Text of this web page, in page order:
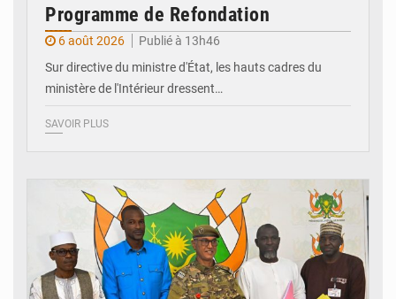
Programme de Refondation
6 août 2026
Publié à 13h46
Sur directive du ministre d'État, les hauts cadres du
ministère de l'Intérieur dressent…
SAVOIR PLUS